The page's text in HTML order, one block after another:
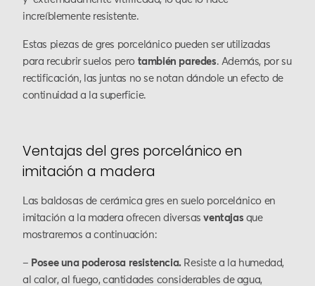
increíblemente resistente.
Estas piezas de gres porcelánico pueden ser utilizadas
para recubrir suelos pero también paredes. Además, por su
rectificación, las juntas no se notan dándole un efecto de
continuidad a la superficie.
Ventajas del gres porcelánico en
imitación a madera
Las baldosas de cerámica gres en suelo porcelánico en
imitación a la madera ofrecen diversasventajas que
mostraremos a continuación:
– Posee una poderosa resistencia.Resiste a la humedad,
al calor, al fuego, cantidades considerables de agua,